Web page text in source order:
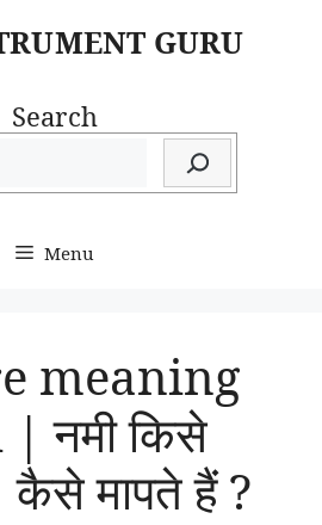
GURU
Search
Menu
meaning
नमी किसे
मापते हैं ?